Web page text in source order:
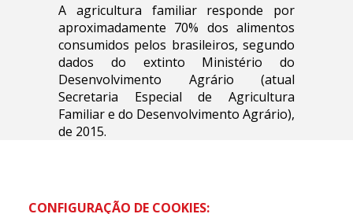
A agricultura familiar responde por
aproximadamente 70% dos alimentos
consumidos pelos brasileiros, segundo
dados do extinto Ministério do
Desenvolvimento Agrário (atual
Secretaria Especial de Agricultura
Familiar e do Desenvolvimento Agrário),
de 2015.
CONFIGURAÇÃO DE COOKIES: